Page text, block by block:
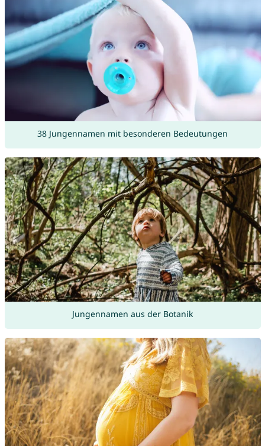
38 Jungennamen mit besonderen Bedeutungen
Jungennamen aus der Botanik